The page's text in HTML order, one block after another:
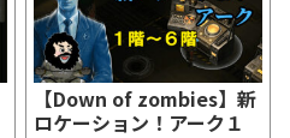
【Down of zombies】新
ロケーション！アーク１